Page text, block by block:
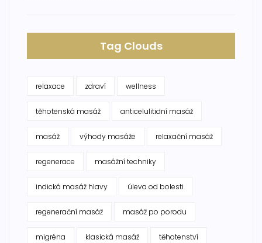
Tag Clouds
relaxace zdraví wellness
těhotenská masáž anticelulitidní masáž
masáž výhody masáže relaxační masáž
regenerace masážní techniky
indická masáž hlavy úleva od bolesti
regenerační masáž masáž po porodu
migréna klasická masáž těhotenství